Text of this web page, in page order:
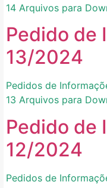
14 Arquivos para
Pedido de
13/2024
Pedidos de
13 Arquivos para
Pedido de
12/2024
Pedidos de